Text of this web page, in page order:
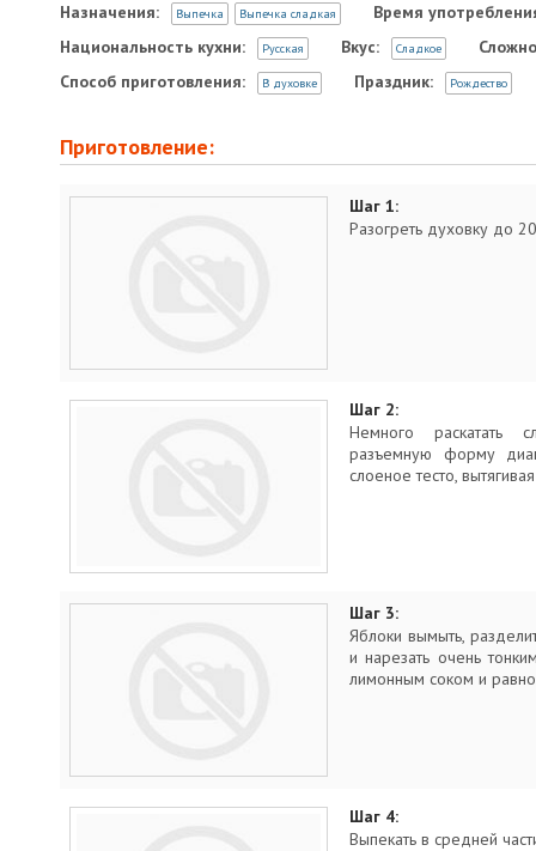
Назначения: Выпечка Выпечка сладкая
Время
Национальность кухни:
Русская Вкус: Сладкое
Способ приготовления:
В духовке Праздник: Рождество
Приготовление:
Шаг 1:
Разогреть духовку до
Шаг 2:
Немного раскатать
разъемную форму
слоеное тесто,
Шаг 3:
Яблоки вымыть,
и нарезать очень
лимонным соком и
Шаг 4:
Выпекать в средней